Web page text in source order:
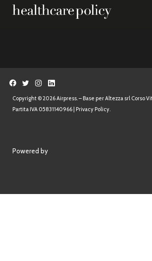
Copyright © 2026 Airpress. – Base per Altezza srl Corso
Partita IVA 05831140966 | Privacy Policy.
Powered by